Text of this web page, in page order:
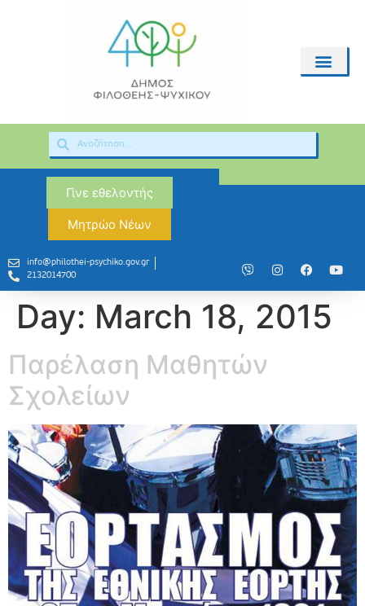
Γίνε εθελοντής
Μητρώο Νέων
info@philothei-psychiko.gov.gr
2132014700
Day: March 18, 2015
Παρέλαση Μαθητών
Σχολείων